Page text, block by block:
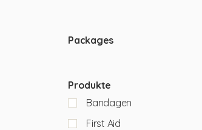
Packages
Produkte
Bandagen
First Aid